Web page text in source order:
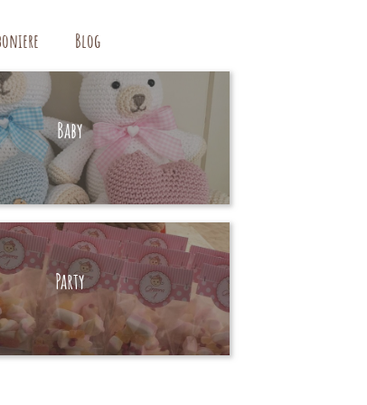
Blog
Baby
MADE
Party